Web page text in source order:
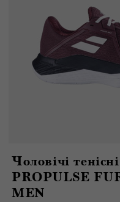
медіафайл
в
модальному
вікні
Чоловічі
PROPULSE
MEN